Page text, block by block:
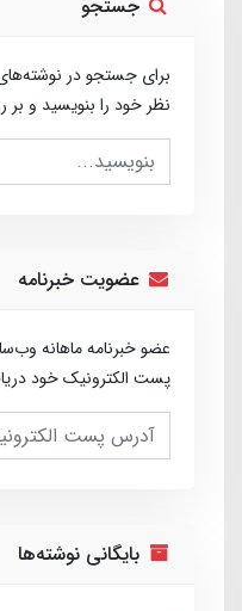
جستجو
برای جستجو در
نظر خود را بنویسید و
عضویت خبرنامه
عضو خبرنامه ماهانه
پست الکترونیک خود
بایگانی نوشته‌ها